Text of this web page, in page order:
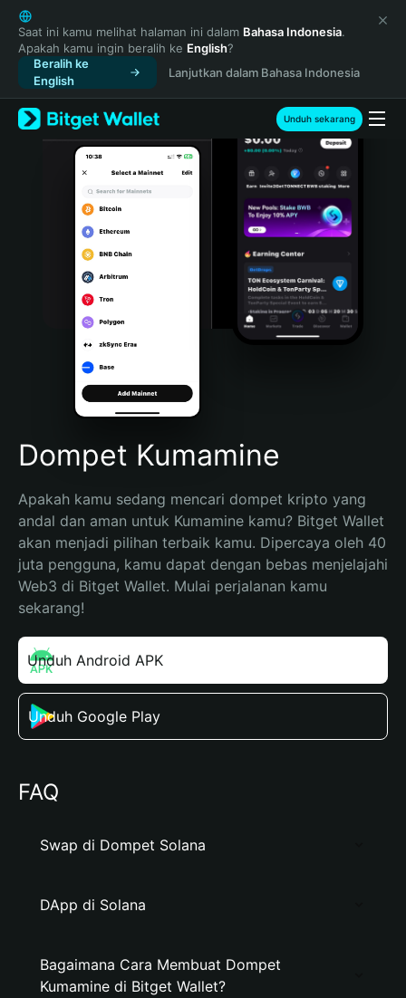
English
日本語
Tiếng Việt
Русский
Español (Latinoamérica)
Türkçe
Italiano
Português (Portugal)
Bahasa Indonesia
Português (Brasil)
Español (Argentina)
Saat ini kamu melihat halaman ini dalam Bahasa Indonesia.
Apakah kamu ingin beralih ke English?
Beralih ke
English
Lanjutkan dalam Bahasa Indonesia
Unduh sekarang
Dompet Kumamine
Apakah kamu sedang mencari dompet kripto yang
andal dan aman untuk Kumamine kamu? Bitget Wallet
akan menjadi pilihan terbaik kamu. Dipercaya oleh 40
juta pengguna, kamu dapat dengan bebas menjelajahi
Web3 di Bitget Wallet. Mulai perjalanan kamu
sekarang!
Unduh Android APK
Unduh Google Play
FAQ
Swap di Dompet Solana
DApp di Solana
Bagaimana Cara Membuat Dompet
Kumamine di Bitget Wallet?